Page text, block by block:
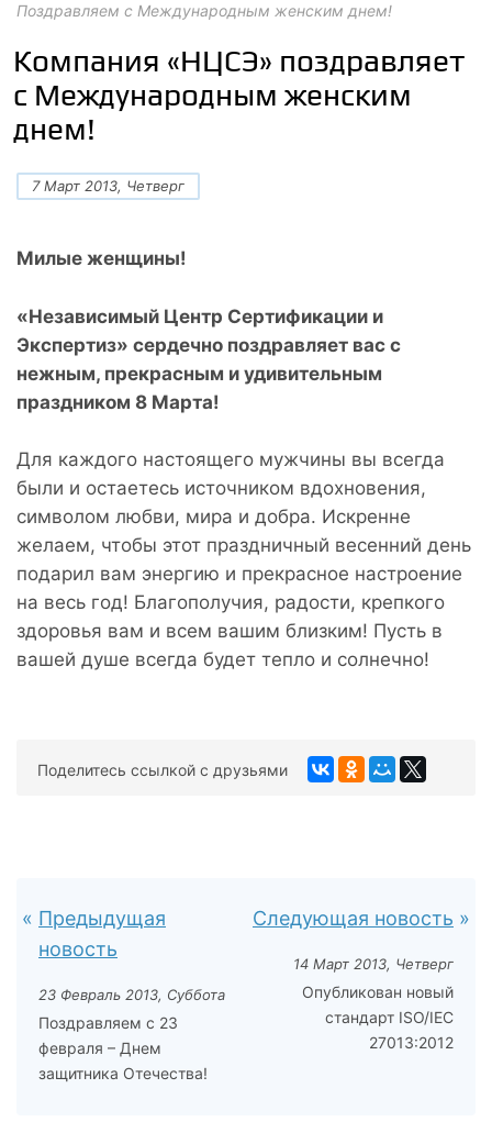
Поздравляем с Международным женским днем!
Компания «НЦСЭ» поздравляет
с Международным женским
днем!
7 Март 2013, Четверг
Милые женщины!
«Независимый Центр Сертификации и
Экспертиз» сердечно поздравляет вас с
нежным, прекрасным и удивительным
праздником 8 Марта!
Для каждого настоящего мужчины вы всегда
были и остаетесь источником вдохновения,
символом любви, мира и добра. Искренне
желаем, чтобы этот праздничный весенний день
подарил вам энергию и прекрасное настроение
на весь год! Благополучия, радости, крепкого
здоровья вам и всем вашим близким! Пусть в
вашей душе всегда будет тепло и солнечно!
Поделитесь ссылкой с друзьями
Предыдущая
новость
23 Февраль 2013, Суббота
Поздравляем с 23
февраля – Днем
защитника Отечества!
Следующая новость
14 Март 2013, Четверг
Опубликован новый
стандарт ISO/IEC
27013:2012